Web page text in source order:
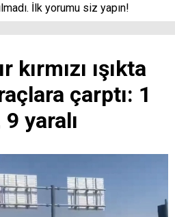
İlk yorumu siz yapın!
kırmızı ışıkta
çarptı: 1
yaralı